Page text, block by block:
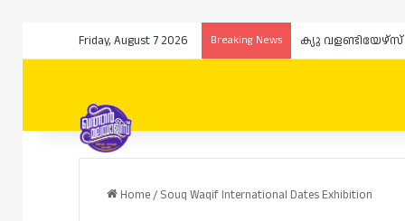
Friday, August 7 2026 Breaking News ക്യു വളണ്ടിയേഴ്‌സ്
Home/ Souq Waqif International Dates Exhibition